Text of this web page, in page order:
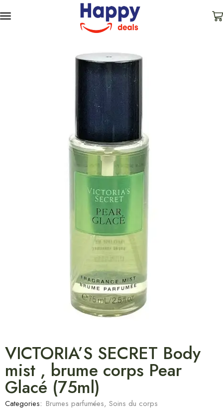
VICTORIA’S SECRET Body
mist , brume corps Pear
Glacé (75ml)
Categories: Brumes parfumées, Soins du corps